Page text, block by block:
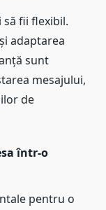
să fii flexibil.
adaptarea
sunt
mesajului,
de
într-o
pentru o